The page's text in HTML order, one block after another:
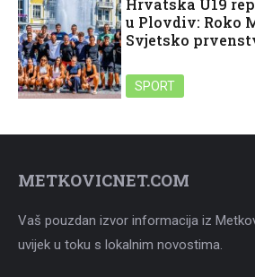
u Plovdiv: Roko
Svjetsko
SPORT
METKOVICNET.COM
Vaš pouzdan izvor informacija iz
uvijek u toku s lokalnim novostima.